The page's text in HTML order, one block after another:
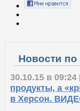
Новости по
30.10.15 в 09:24
продукты, а
в Херсон.